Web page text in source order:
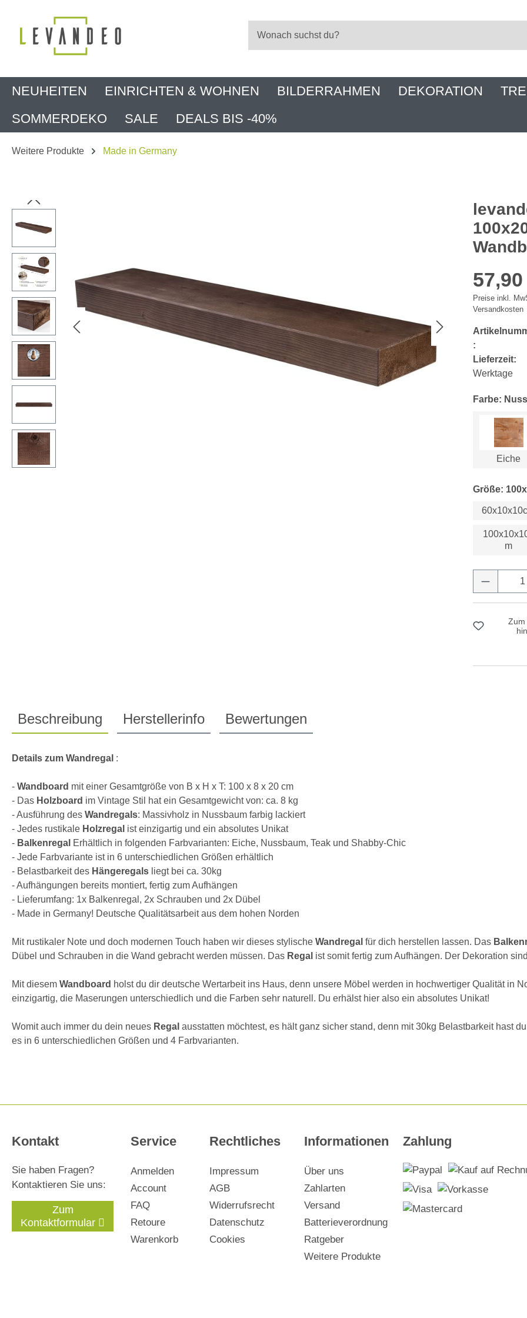
NEUHEITEN EINRICHTEN & WOHNEN BILDERRAHMEN DEKORATION
SOMMERDEKO
SALE DEALS BIS -40%
Weitere Produkte Made in Germany
Bildergalerie überspringen
Preise inkl.
Versandkosten
:
Lieferzeit:
Werktage
Farbe:
Eiche
Größe:
m
Zum
Beschreibung Herstellerinfo Bewertungen
Details zum Wandregal :
- Wandboard mit einer Gesamtgröße von B x H x T: 100 x 8 x 20 cm
- Das Holzboard im Vintage Stil hat ein Gesamtgewicht von: ca. 8 kg
- Ausführung des Wandregals: Massivholz in Nussbaum farbig lackiert
- Jedes rustikale Holzregal ist einzigartig und ein absolutes Unikat
- Balkenregal Erhältlich in folgenden Farbvarianten: Eiche, Nussbaum, Teak und Shabby-Chic
- Jede Farbvariante ist in 6 unterschiedlichen Größen erhältlich
- Belastbarkeit des Hängeregals liegt bei ca. 30kg
- Aufhängungen bereits montiert, fertig zum Aufhängen
- Lieferumfang: 1x Balkenregal, 2x Schrauben und 2x Dübel
- Made in Germany! Deutsche Qualitätsarbeit aus dem hohen Norden
Mit rustikaler Note und doch modernen Touch haben wir dieses stylische Wandregal für dich herstellen lassen. Das
Dübel und Schrauben in die Wand gebracht werden müssen. Das Regal ist somit fertig zum Aufhängen. Der Dekoration
Mit diesem Wandboard holst du dir deutsche Wertarbeit ins Haus, denn unsere Möbel werden in hochwertiger Qualität in
einzigartig, die Maserungen unterschiedlich und die Farben sehr naturell. Du erhälst hier also ein absolutes Unikat!
Womit auch immer du dein neues Regal ausstatten möchtest, es hält ganz sicher stand, denn mit 30kg Belastbarkeit hast
es in 6 unterschiedlichen Größen und 4 Farbvarianten.
Kontakt
Sie haben Fragen?
Kontaktieren Sie uns:
Zum
Kontaktformular
Service
Anmelden
Account
FAQ
Retoure
Warenkorb
Rechtliches
Impressum
AGB
Widerrufsrecht
Datenschutz
Cookies
Informationen
Über uns
Zahlarten
Versand
Batterieverordnung
Ratgeber
Weitere Produkte
Zahlung